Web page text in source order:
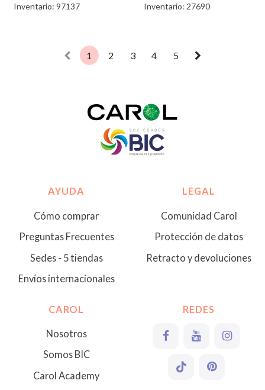
Inventario: 97137 Inventario: 27690
1 2 3 4 5
AYUDA
Cómo comprar
Preguntas Frecuentes
Sedes - 5 tiendas
Envíos internacionales
LEGAL
Comunidad Carol
Protección de datos
Retracto y devoluciones
CAROL
Nosotros
Somos BIC
Carol Academy
REDES